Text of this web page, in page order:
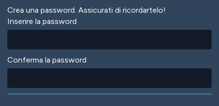
Crea una password. Assicurati di ricordartelo!
Inserire la password
Conferma la password